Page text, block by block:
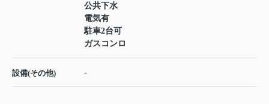
公共下水
電気有
駐車2台可
ガスコンロ
設備(その他) -